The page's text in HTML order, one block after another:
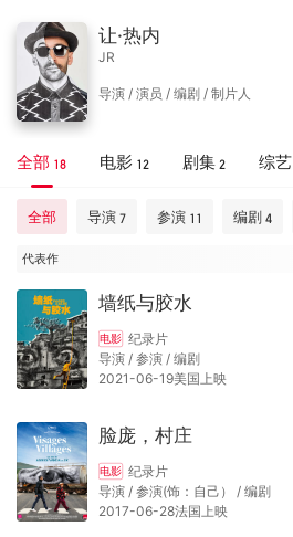
让·热内
JR
导演 / 演员 / 编剧 / 制片人
全部 18 电影 12 剧集 2 综艺
全部 导演 7 参演 11 编剧 4
代表作
墙纸与胶水
电影 纪录片
导演 / 参演 / 编剧
2021-06-19美国上映
脸庞，村庄
电影 纪录片
导演 / 参演(饰：自己） / 编剧
2017-06-28法国上映